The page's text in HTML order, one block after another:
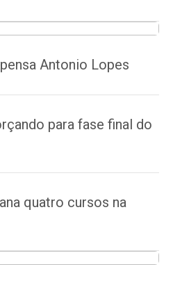
Antonio Lopes
para fase final do
quatro cursos na